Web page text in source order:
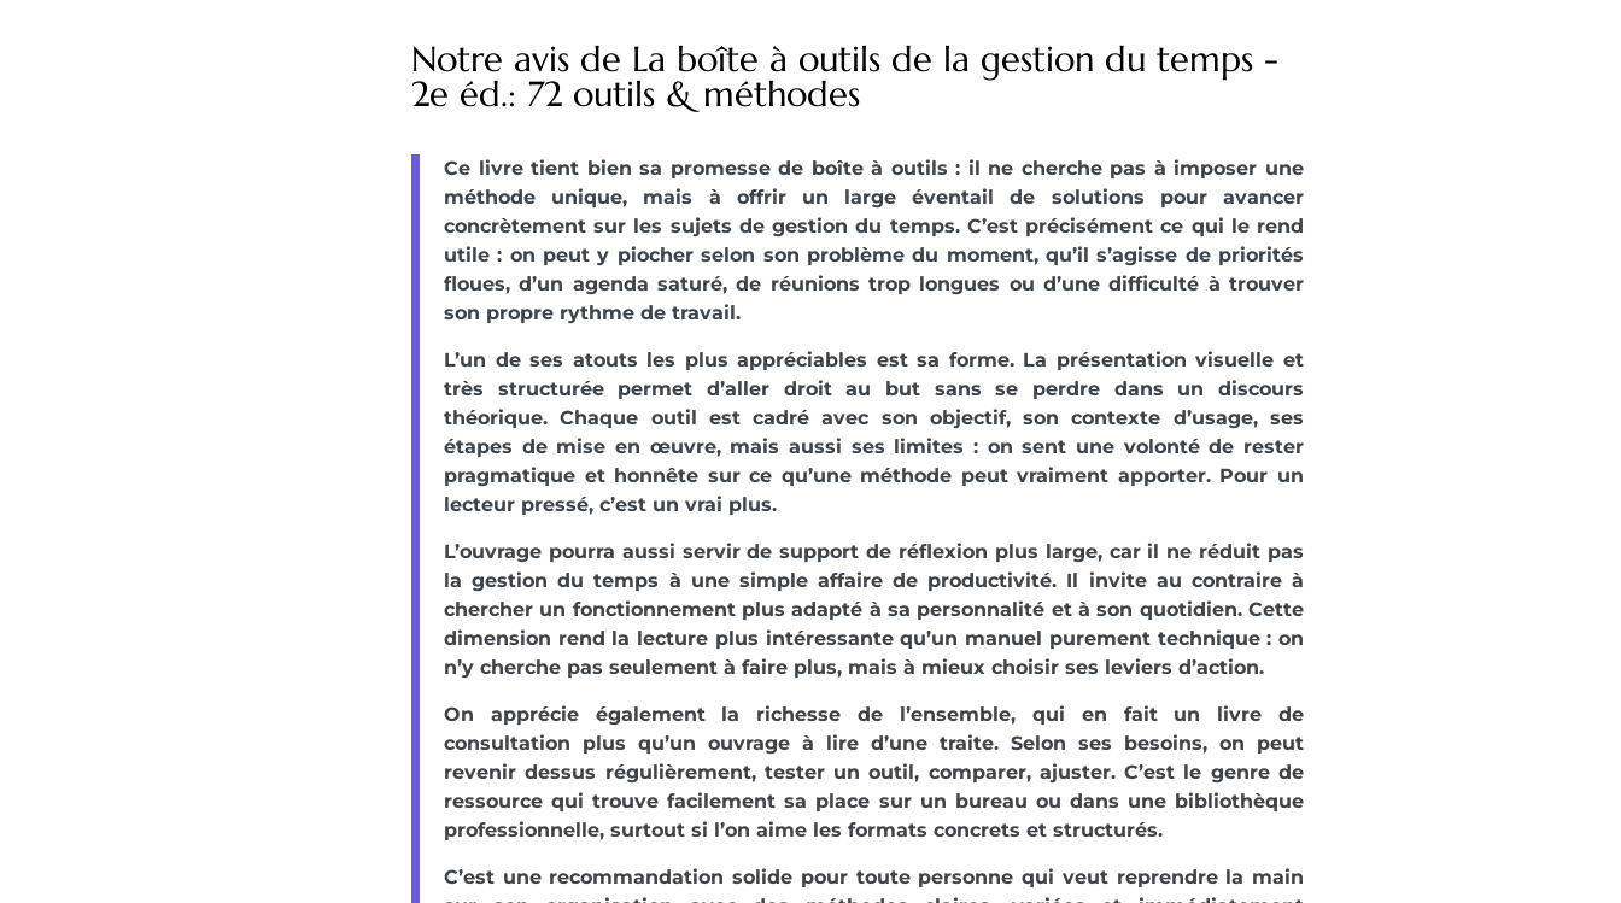
Notre avis de La boîte à outils de la gestion du temps -
2e éd.: 72 outils & méthodes
Ce livre tient bien sa promesse de boîte à outils : il ne cherche pas à imposer une
méthode unique, mais à offrir un large éventail de solutions pour avancer
concrètement sur les sujets de gestion du temps. C’est précisément ce qui le rend
utile : on peut y piocher selon son problème du moment, qu’il s’agisse de priorités
floues, d’un agenda saturé, de réunions trop longues ou d’une difficulté à trouver
son propre rythme de travail.
L’un de ses atouts les plus appréciables est sa forme. La présentation visuelle et
très structurée permet d’aller droit au but sans se perdre dans un discours
théorique. Chaque outil est cadré avec son objectif, son contexte d’usage, ses
étapes de mise en œuvre, mais aussi ses limites : on sent une volonté de rester
pragmatique et honnête sur ce qu’une méthode peut vraiment apporter. Pour un
lecteur pressé, c’est un vrai plus.
L’ouvrage pourra aussi servir de support de réflexion plus large, car il ne réduit pas
la gestion du temps à une simple affaire de productivité. Il invite au contraire à
chercher un fonctionnement plus adapté à sa personnalité et à son quotidien. Cette
dimension rend la lecture plus intéressante qu’un manuel purement technique : on
n’y cherche pas seulement à faire plus, mais à mieux choisir ses leviers d’action.
On apprécie également la richesse de l’ensemble, qui en fait un livre de
consultation plus qu’un ouvrage à lire d’une traite. Selon ses besoins, on peut
revenir dessus régulièrement, tester un outil, comparer, ajuster. C’est le genre de
ressource qui trouve facilement sa place sur un bureau ou dans une bibliothèque
professionnelle, surtout si l’on aime les formats concrets et structurés.
C’est une recommandation solide pour toute personne qui veut reprendre la main